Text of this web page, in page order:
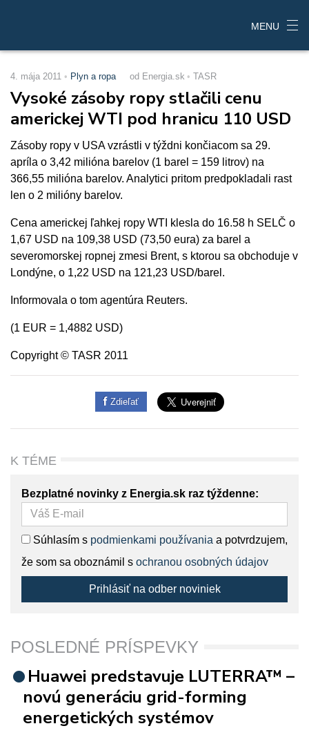
MENU
4. mája 2011 Plyn a ropa od Energia.sk TASR
Vysoké zásoby ropy stlačili cenu
americkej WTI pod hranicu 110 USD
Zásoby ropy v USA vzrástli v týždni končiacom sa 29.
apríla o 3,42 milióna barelov (1 barel = 159 litrov) na
366,55 milióna barelov. Analytici pritom predpokladali rast
len o 2 milióny barelov.
Cena americkej ľahkej ropy WTI klesla do 16.58 h SELČ o
1,67 USD na 109,38 USD (73,50 eura) za barel a
severomorskej ropnej zmesi Brent, s ktorou sa obchoduje v
Londýne, o 1,22 USD na 121,23 USD/barel.
Informovala o tom agentúra Reuters.
(1 EUR = 1,4882 USD)
Copyright © TASR 2011
Zdieľať
K TÉME
Bezplatné novinky z Energia.sk raz týždenne:
Súhlasím s podmienkami používania a potvrdzujem,
že som sa oboznámil s ochranou osobných údajov
Prihlásiť na odber noviniek
POSLEDNÉ PRÍSPEVKY
Huawei predstavuje LUTERRA™ –
novú generáciu grid-forming
energetických systémov